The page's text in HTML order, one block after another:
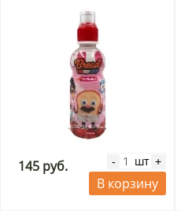
145 руб. - шт +
В корзину